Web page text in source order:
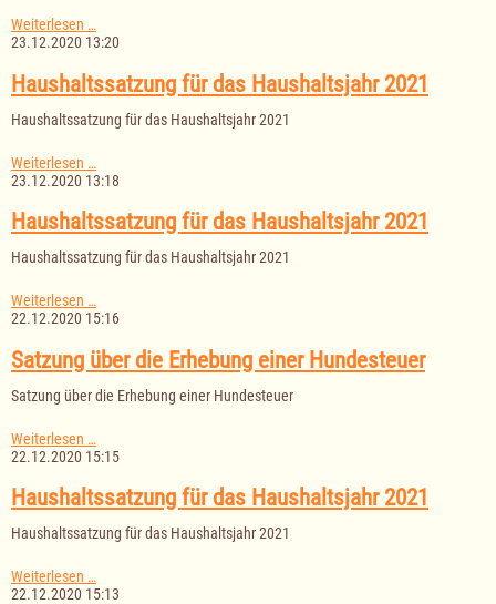
Weiterlesen …III.
Nachtragssatzung
Beitrags-
und
Gebührensatzung
für
zentrale
Wasserversorgung
23.12.2020 13:20
Haushaltssatzung für das Haushaltsjahr 2021
Haushaltssatzung für das Haushaltsjahr 2021
Weiterlesen …
für
Haushaltsjahr
2021
23.12.2020 13:18
Haushaltssatzung für das Haushaltsjahr 2021
Haushaltssatzung für das Haushaltsjahr 2021
Weiterlesen …
für
Haushaltsjahr
2021
22.12.2020 15:16
Satzung über die Erhebung einer Hundesteuer
Satzung über die Erhebung einer Hundesteuer
Weiterlesen …
über
Erhebung
einer
Hundesteuer
22.12.2020 15:15
Haushaltssatzung für das Haushaltsjahr 2021
Haushaltssatzung für das Haushaltsjahr 2021
Weiterlesen …
für
22.12.2020 15:13